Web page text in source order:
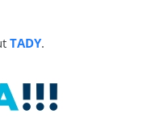
TADY.